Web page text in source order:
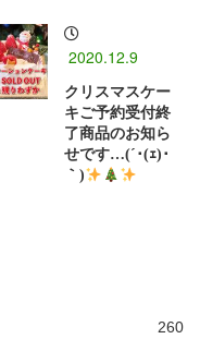
2020.12.9
クリスマスケー
キご予約受付終
了商品のお知ら
せです…(´･(ｪ)･
｀)
260